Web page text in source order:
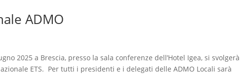
ADMO
2025 a Brescia, presso la sala conferenze dell’Hotel Igea, si svolgerà
ETS. Per tutti i presidenti e i delegati delle ADMO Locali sarà